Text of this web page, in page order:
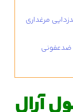
مرغداری
ضدعفونی
آرال